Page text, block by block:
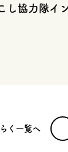
し協力隊イ
く一覧へ